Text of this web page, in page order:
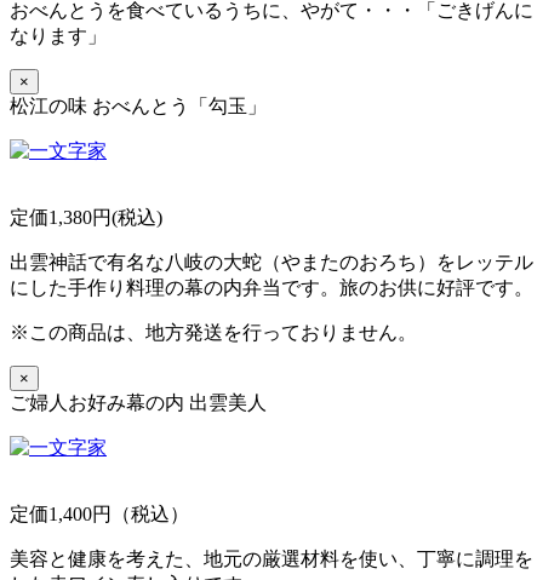
おべんとうを食べているうちに、 やがて・・・「ごきげんに
なります」
×
松江の味 おべんとう「勾玉」
定価1,380円(税込)
出雲神話で有名な八岐の大蛇（やまたのおろち）をレッテル
にした手作り料理の幕の内弁当です。旅のお供に好評です。
※この商品は、地方発送を行っておりません。
×
ご婦人お好み幕の内 出雲美人
定価1,400円（税込）
美容と健康を考えた、地元の厳選材料を使い、丁寧に調理を